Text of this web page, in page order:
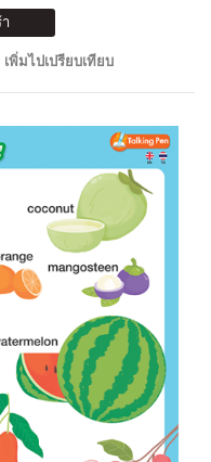
เพิ่มไปเปรียบเทียบ